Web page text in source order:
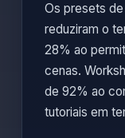
Os presets
reduziram o
28% ao
cenas.
de 92% ao
tutoriais em